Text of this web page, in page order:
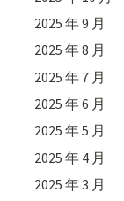
2025 年 9 月
2025 年 8 月
2025 年 7 月
2025 年 6 月
2025 年 5 月
2025 年 4 月
2025 年 3 月